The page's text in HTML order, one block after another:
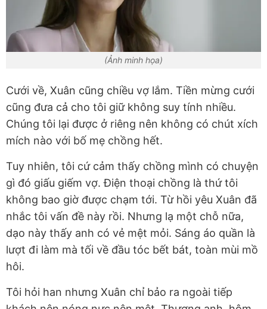
(Ảnh minh họa)
Cưới về, Xuân cũng chiều vợ lắm. Tiền mừng cưới
cũng đưa cả cho tôi giữ không suy tính nhiều.
Chúng tôi lại được ở riêng nên không có chút xích
mích nào với bố mẹ chồng hết.
Tuy nhiên, tôi cứ cảm thấy chồng mình có chuyện
gì đó giấu giếm vợ. Điện thoại chồng là thứ tôi
không bao giờ được chạm tới. Từ hồi yêu Xuân đã
nhắc tôi vấn đề này rồi. Nhưng lạ một chỗ nữa,
dạo này thấy anh có vẻ mệt mỏi. Sáng áo quần là
lượt đi làm mà tối về đầu tóc bết bát, toàn mùi mồ
hôi.
Tôi hỏi han nhưng Xuân chỉ bảo ra ngoài tiếp